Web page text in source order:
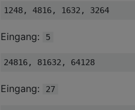
Eingang: 5
Eingang: 27